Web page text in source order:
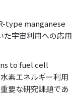
type manganese
宇宙利用への応用
to fuel cell
素エネルギー利用
要な研究課題であ